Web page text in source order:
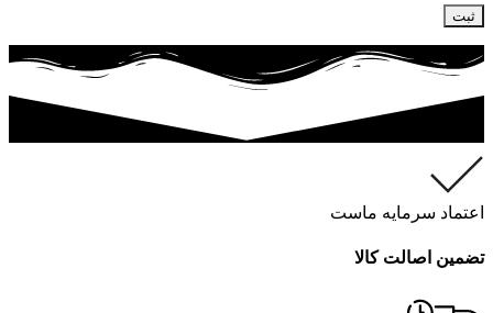
اعتماد سرمایه ماست
تضمین اصالت کالا